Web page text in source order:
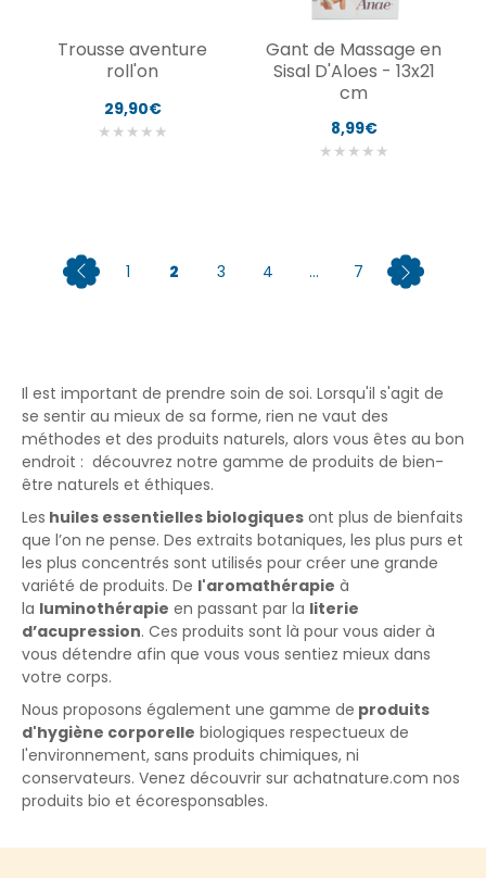
Trousse aventure
roll'on
29,90€
★ ★ ★ ★ ★
Gant de Massage en
Sisal D'Aloes - 13x21
cm
8,99€
★ ★ ★ ★ ★
1 2 3 4 ... 7
Il est important de prendre soin de soi. Lorsqu'il s'agit de
se sentir au mieux de sa forme, rien ne vaut des
méthodes et des produits naturels, alors vous êtes au bon
endroit : découvrez notre gamme de produits de bien-
être naturels et éthiques.
Les huiles essentielles biologiques ont plus de bienfaits
que l’on ne pense. Des extraits botaniques, les plus purs et
les plus concentrés sont utilisés pour créer une grande
variété de produits. De l'aromathérapie à
la luminothérapie en passant par la literie
d’acupression. Ces produits sont là pour vous aider à
vous détendre afin que vous vous sentiez mieux dans
votre corps.
Nous proposons également une gamme de produits
d'hygiène corporelle biologiques respectueux de
l'environnement, sans produits chimiques, ni
conservateurs. Venez découvrir sur achatnature.com nos
produits bio et écoresponsables.